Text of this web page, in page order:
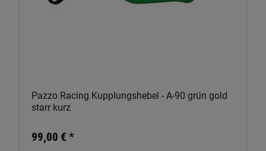
Pazzo Racing Kupplungshebel - A-90 grün gold
starr kurz
99,00 € *